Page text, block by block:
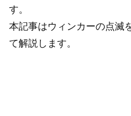
す。
本記事はウィンカーの点滅
て解説します。